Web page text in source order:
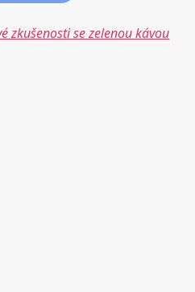
zkušenosti se zelenou kávou